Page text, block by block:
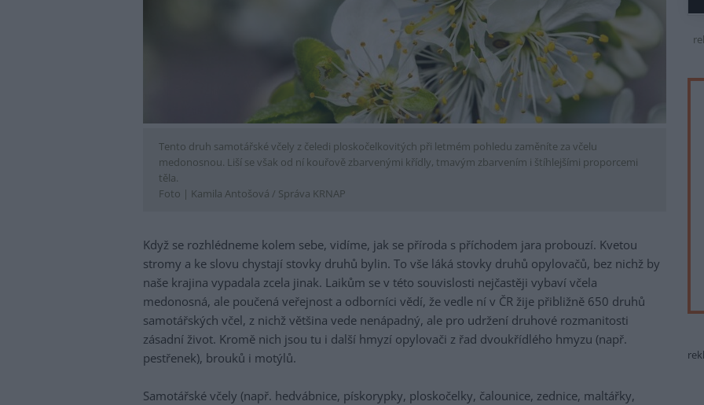
Tento druh samotářské včely z čeledi ploskočelkovitých při letmém pohledu zaměníte za včelu
medonosnou. Liší se však od ní kouřově zbarvenými křídly, tmavým zbarvením i štíhlejšími proporcemi
těla.
Foto | Kamila Antošová / Správa KRNAP
Když se rozhlédneme kolem sebe, vidíme, jak se příroda s příchodem jara probouzí. Kvetou
stromy a ke slovu chystají stovky druhů bylin. To vše láká stovky druhů opylovačů, bez nichž by
naše krajina vypadala zcela jinak. Laikům se v této souvislosti nejčastěji vybaví včela
medonosná, ale poučená veřejnost a odborníci vědí, že vedle ní v ČR žije přibližně 650 druhů
samotářských včel, z nichž většina vede nenápadný, ale pro udržení druhové rozmanitosti
zásadní život. Kromě nich jsou tu i další hmyzí opylovači z řad dvoukřídlého hmyzu (např.
pestřenek), brouků i motýlů.
Samotářské včely (např. hedvábnice, pískorypky, ploskočelky, čalounice, zednice, maltářky,